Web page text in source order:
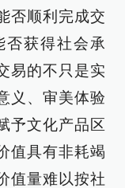
否顺利完成交
否获得社会承
易的不只是实
义、审美体验
予文化产品区
值具有非耗竭
值量难以按社